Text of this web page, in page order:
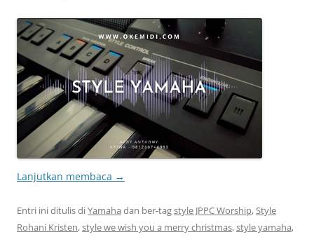
Lanjutkan membaca →
Entri ini ditulis diYamaha dan ber-tagstyle JPPC Worship,Style
Rohani Kristen,style we wish you a merry christmas,style yamaha,